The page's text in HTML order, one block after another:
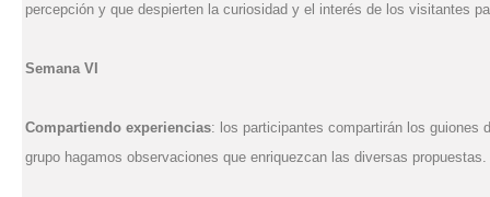
percepción y que despierten la curiosidad y el interés de los visitantes
Semana VI
Compartiendo experiencias: los participantes compartirán los guiones
grupo hagamos observaciones que enriquezcan las diversas propuestas.